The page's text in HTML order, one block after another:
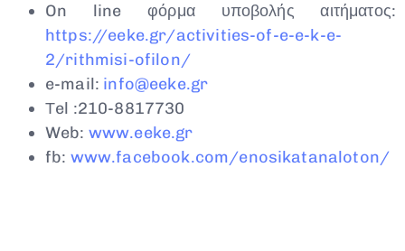
On line φόρμα υποβολής αιτήματος:
https://eeke.gr/activities-of-e-e-k-e-
2/rithmisi-ofilon/
e-mail: info@eeke.gr
Τel :210-8817730
Web: www.eeke.gr
fb: www.facebook.com/enosikatanaloton/